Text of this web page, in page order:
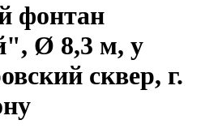
фонтан
Ø 8,3 м, у
сквер, г.